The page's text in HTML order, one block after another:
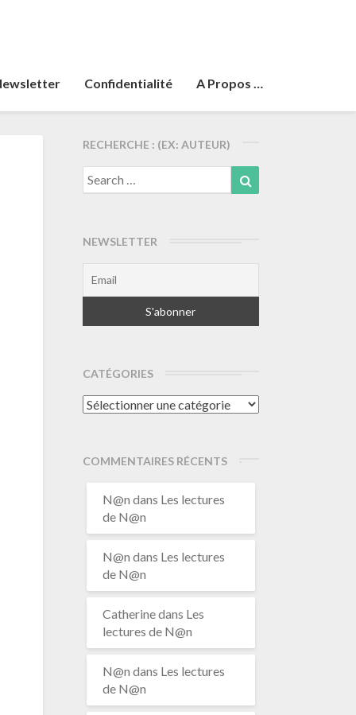
Confidentialité A Propos …
RECHERCHE : (EX: AUTEUR)
Search
for:
NEWSLETTER
CATÉGORIES
Catégories
COMMENTAIRES RÉCENTS
N@n dans Les lectures
de N@n
N@n dans Les lectures
de N@n
Catherinedans Les
lectures de N@n
N@n dans Les lectures
de N@n